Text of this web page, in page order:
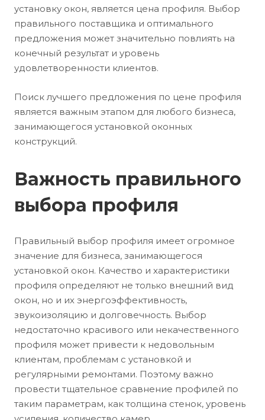
установку окон, является цена профиля. Выбор
правильного поставщика и оптимального
предложения может значительно повлиять на
конечный результат и уровень
удовлетворенности клиентов.
Поиск лучшего предложения по цене профиля
является важным этапом для любого бизнеса,
занимающегося установкой оконных
конструкций.
Важность правильного
выбора профиля
Правильный выбор профиля имеет огромное
значение для бизнеса, занимающегося
установкой окон. Качество и характеристики
профиля определяют не только внешний вид
окон, но и их энергоэффективность,
звукоизоляцию и долговечность. Выбор
недостаточно красивого или некачественного
профиля может привести к недовольным
клиентам, проблемам с установкой и
регулярными ремонтами. Поэтому важно
провести тщательное сравнение профилей по
таким параметрам, как толщина стенок, уровень